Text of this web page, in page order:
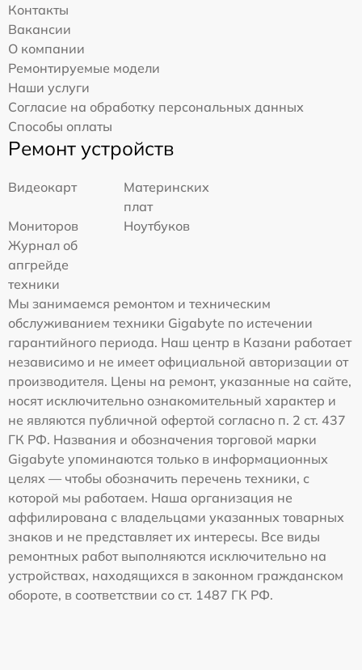
Контакты
Вакансии
О компании
Ремонтируемые модели
Наши услуги
Согласие на обработку персональных данных
Способы оплаты
Ремонт устройств
Видеокарт
Материнских
плат
Мониторов
Ноутбуков
Журнал об
апгрейде
техники
Мы занимаемся ремонтом и техническим
обслуживанием техники Gigabyte по истечении
гарантийного периода. Наш центр в Казани работает
независимо и не имеет официальной авторизации от
производителя. Цены на ремонт, указанные на сайте,
носят исключительно ознакомительный характер и
не являются публичной офертой согласно п. 2 ст. 437
ГК РФ. Названия и обозначения торговой марки
Gigabyte упоминаются только в информационных
целях — чтобы обозначить перечень техники, с
которой мы работаем. Наша организация не
аффилирована с владельцами указанных товарных
знаков и не представляет их интересы. Все виды
ремонтных работ выполняются исключительно на
устройствах, находящихся в законном гражданском
обороте, в соответствии со ст. 1487 ГК РФ.